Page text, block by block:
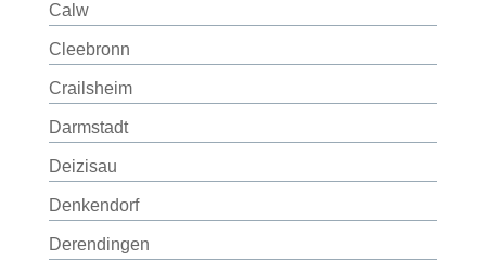
Calw
Cleebronn
Crailsheim
Darmstadt
Deizisau
Denkendorf
Derendingen